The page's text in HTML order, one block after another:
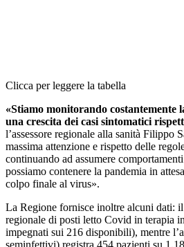
Clicca per leggere la tabella
«Stiamo monitorando costantemente
una crescita dei casi sintomatici
l’assessore regionale alla sanità Filippo
massima attenzione e rispetto delle
continuando ad assumere
possiamo contenere la pandemia in
colpo finale al virus».
La Regione fornisce inoltre alcuni dati:
regionale di posti letto Covid in terapia
impegnati sui 216 disponibili), mentre
seminfettivi) registra 454 pazienti su